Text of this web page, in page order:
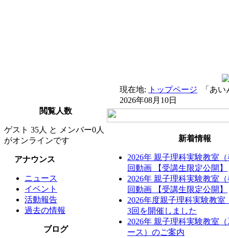
現在地: トップページ
「あ
2026年08月10日
閲覧人数
ゲスト 35人 と メンバー0人
がオンラインです
アナウンス
ニュース
イベント
活動報告
過去の情報
ブログ
新着情報
2026年 親子理科実験教室
回動画 【受講生限定公開】
2026年 親子理科実験教室
回動画 【受講生限定公開】
2026年度親子理科実験教室
3回を開催しました
2026年 親子理科実験教室
ース）のご案内